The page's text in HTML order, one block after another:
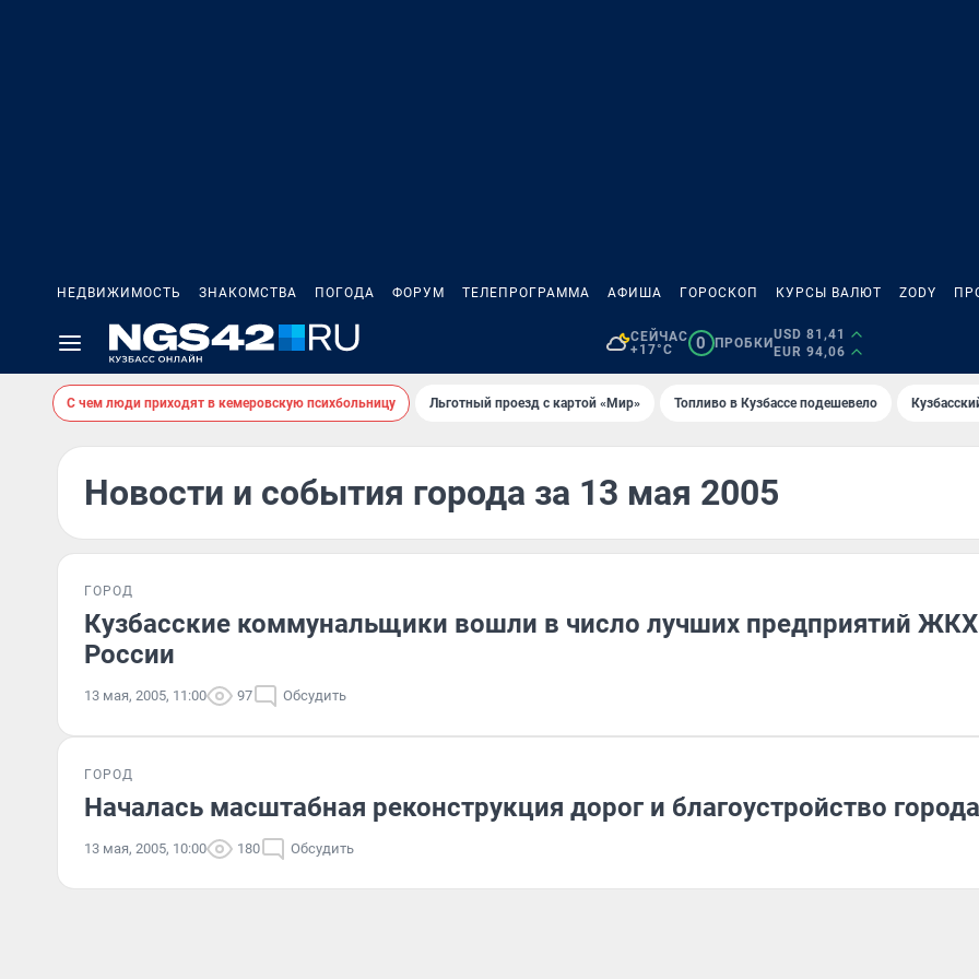
НЕДВИЖИМОСТЬ ЗНАКОМСТВА ПОГОДА ФОРУМ ТЕЛЕПРОГРАММА АФИША ГОРОСКОП КУРСЫ ВАЛЮТ ZODY
СЕЙЧАС
+17°C
0 ПРОБКИ
USD 81,41
EUR 94,06
С чем люди приходят в кемеровскую психбольницу Льготный проезд с картой «Мир» Топливо в Кузбассе подешевело
Новости и события города за 13 мая 2005
ГОРОД
Кузбасские коммунальщики вошли в число лучших предприятий ЖКХ
России
13 мая, 2005, 11:00 97 Обсудить
ГОРОД
Началась масштабная реконструкция дорог и благоустройство города
13 мая, 2005, 10:00 180 Обсудить